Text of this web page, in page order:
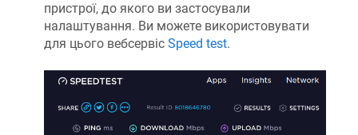
пристрої, до якого ви застосували
налаштування. Ви можете використовувати
для цього вебсервіс Speed test.